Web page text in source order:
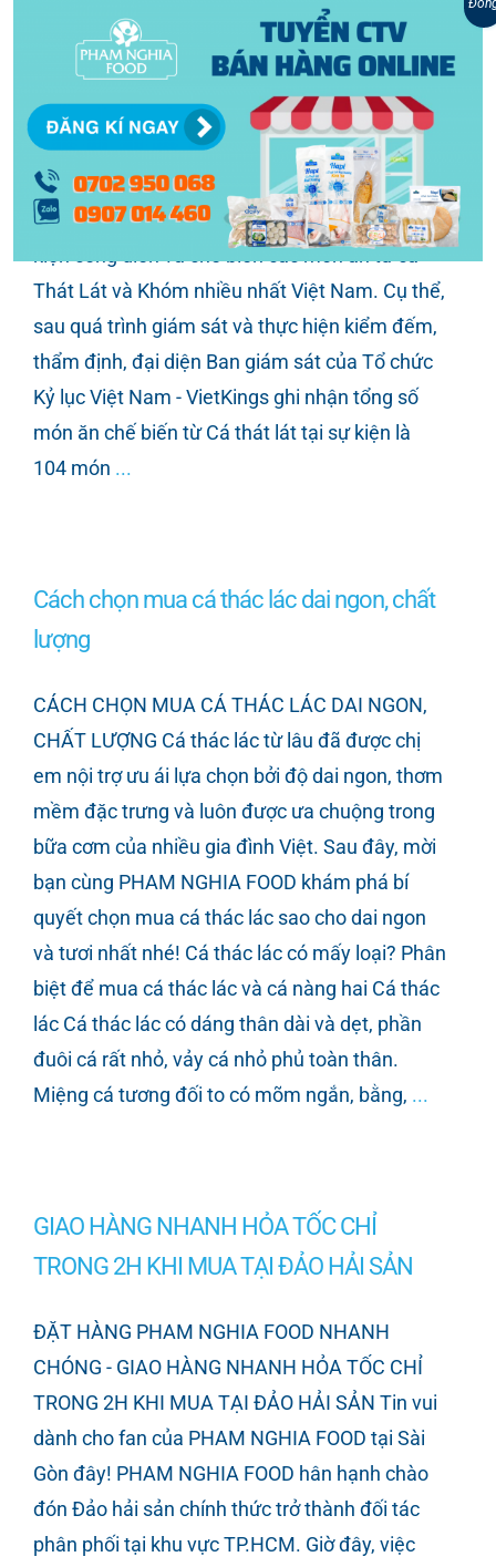
ăn từ cá Thát Lát và Khóm
Hậu Giang xác lập 2 kỷ lục Việt Nam món ăn từ
cá Thát Lát và Khóm (NSMT) - Tổ chức Kỷ lục
Việt Nam (VietKings) vừa chính thức trao bằng
xác lập kỷ lục cho Sở Văn hóa, Thể thao và Du
lịch Tỉnh Hậu Giang công nhận xác lập kỷ lục sự
kiện công diễn và chế biến các món ăn từ cá
Thát Lát và Khóm nhiều nhất Việt Nam. Cụ thể,
sau quá trình giám sát và thực hiện kiểm đếm,
thẩm định, đại diện Ban giám sát của Tổ chức
Kỷ lục Việt Nam - VietKings ghi nhận tổng số
món ăn chế biến từ Cá thát lát tại sự kiện là
104 món ...
Cách chọn mua cá thác lác dai ngon, chất
lượng
CÁCH CHỌN MUA CÁ THÁC LÁC DAI NGON,
CHẤT LƯỢNG Cá thác lác từ lâu đã được chị
em nội trợ ưu ái lựa chọn bởi độ dai ngon, thơm
mềm đặc trưng và luôn được ưa chuộng trong
bữa cơm của nhiều gia đình Việt. Sau đây, mời
bạn cùng PHAM NGHIA FOOD khám phá bí
quyết chọn mua cá thác lác sao cho dai ngon
và tươi nhất nhé! Cá thác lác có mấy loại? Phân
biệt để mua cá thác lác và cá nàng hai Cá thác
lác Cá thác lác có dáng thân dài và dẹt, phần
đuôi cá rất nhỏ, vảy cá nhỏ phủ toàn thân.
Miệng cá tương đối to có mõm ngắn, bằng, ...
GIAO HÀNG NHANH HỎA TỐC CHỈ
TRONG 2H KHI MUA TẠI ĐẢO HẢI SẢN
ĐẶT HÀNG PHAM NGHIA FOOD NHANH
CHÓNG - GIAO HÀNG NHANH HỎA TỐC CHỈ
TRONG 2H KHI MUA TẠI ĐẢO HẢI SẢN Tin vui
dành cho fan của PHAM NGHIA FOOD tại Sài
Gòn đây! PHAM NGHIA FOOD hân hạnh chào
đón Đảo hải sản chính thức trở thành đối tác
phân phối tại khu vực TP.HCM. Giờ đây, việc